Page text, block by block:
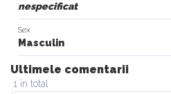
nespecificat
Sex
Masculin
Ultimele comentarii
1 in total